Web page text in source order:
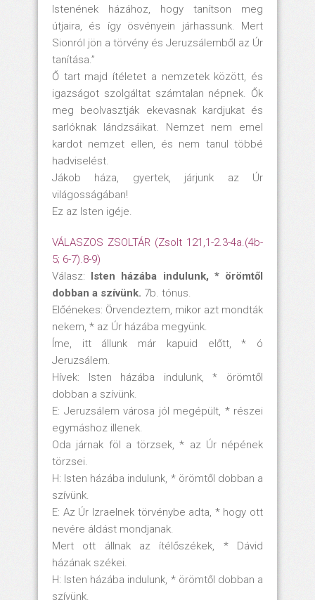
Istenének házához, hogy tanítson meg
útjaira, és így ösvényein járhassunk. Mert
Sionról jön a törvény és Jeruzsálemből az Úr
tanítása.”
Ő tart majd ítéletet a nemzetek között, és
igazságot szolgáltat számtalan népnek. Ők
meg beolvasztják ekevasnak kardjukat és
sarlóknak lándzsáikat. Nemzet nem emel
kardot nemzet ellen, és nem tanul többé
hadviselést.
Jákob háza, gyertek, járjunk az Úr
világosságában!
Ez az Isten igéje.
VÁLASZOS ZSOLTÁR (Zsolt 121,1-2.3-4a.(4b-
5; 6-7).8-9)
Válasz: Isten házába indulunk, * örömtől
dobban a szívünk. 7b. tónus.
Előénekes: Örvendeztem, mikor azt mondták
nekem, * az Úr házába megyünk.
Íme, itt állunk már kapuid előtt, * ó
Jeruzsálem.
Hívek: Isten házába indulunk, * örömtől
dobban a szívünk.
E: Jeruzsálem városa jól megépült, * részei
egymáshoz illenek.
Oda járnak föl a törzsek, * az Úr népének
törzsei.
H: Isten házába indulunk, * örömtől dobban a
szívünk.
E: Az Úr Izraelnek törvénybe adta, * hogy ott
nevére áldást mondjanak.
Mert ott állnak az ítélőszékek, * Dávid
házának székei.
H: Isten házába indulunk, * örömtől dobban a
szívünk.